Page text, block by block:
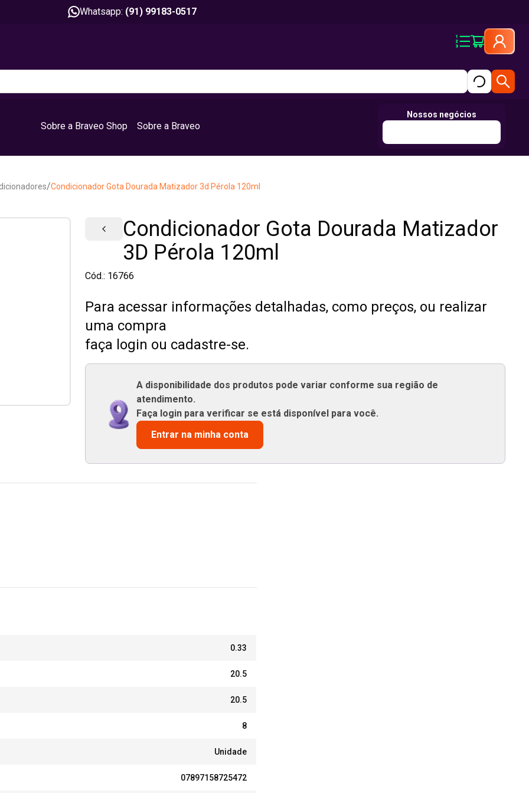
Whatsapp: (91) 99183-0517
Sobre a Braveo Shop Sobre a Braveo
Nossos negócios
/Condicionador Gota Dourada Matizador 3d Pérola 120ml
Condicionador Gota Dourada Matizador
3D Pérola 120ml
Cód.: 16766
Para acessar informações detalhadas, como preços, ou realizar
uma compra
faça login ou cadastre-se.
A disponibilidade dos produtos pode variar conforme sua região de
atendimento.
Faça login para verificar se está disponível para você.
Entrar na minha conta
0.33
20.5
20.5
8
Unidade
07897158725472